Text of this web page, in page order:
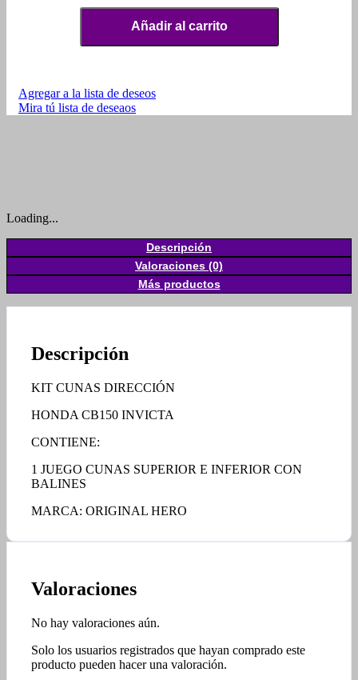
Añadir al carrito
Agregar a la lista de deseos
Mira tú lista de deseaos
Loading...
Descripción
Valoraciones (0)
Más productos
Descripción
KIT CUNAS DIRECCIÓN
HONDA CB150 INVICTA
CONTIENE:
1 JUEGO CUNAS SUPERIOR E INFERIOR CON
BALINES
MARCA: ORIGINAL HERO
Valoraciones
No hay valoraciones aún.
Solo los usuarios registrados que hayan comprado este
producto pueden hacer una valoración.